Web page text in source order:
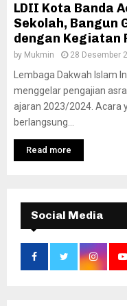
LDII Kota Banda
Sekolah, Bangun
dengan Kegiatan
by Mukmin 28 Desember
Lembaga Dakwah Islam
menggelar pengajian
ajaran 2023/2024. Acara
berlangsung...
Read more
Social Media